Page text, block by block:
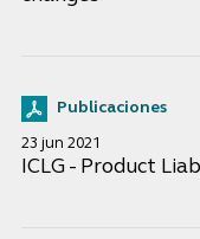
Publicaciones
23 jun 2021
ICLG - Product